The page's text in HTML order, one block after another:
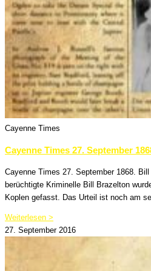
Cayenne Times
Cayenne Times 27. September
Cayenne Times 27. September 1868.
berüchtigte Kriminelle Bill Brazelton
Koplen gefasst. Das Urteil ist noch am
Weiterlesen >
27. September 2016